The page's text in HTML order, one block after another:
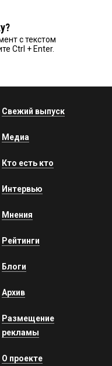
с текстом
Ctrl + Enter.
Свежий выпуск
Медиа
Кто есть кто
Интервью
Мнения
Рейтинги
Блоги
Архив
Размещение
рекламы
О проекте